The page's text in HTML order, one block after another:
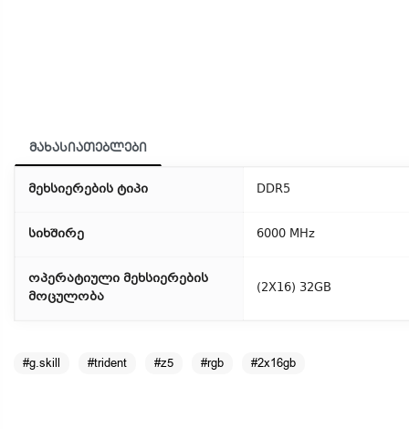
მახასიათებლები
მეხსიერების ტიპი DDR5
სიხშირე 6000 MHz
ოპერატიული მეხსიერების
მოცულობა
(2X16) 32GB
#g.skill #trident #z5 #rgb #2x16gb